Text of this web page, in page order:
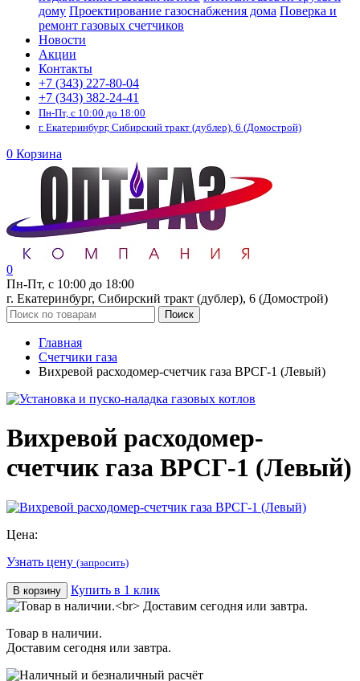
дому Проектирование газоснабжения дома Поверка и
ремонт газовых счетчиков
Новости
Акции
Контакты
+7 (343) 227-80-04
+7 (343) 382-24-41
Пн-Пт, с 10:00 до 18:00
г. Екатеринбург, Сибирский тракт (дублер), 6 (Домострой)
0 Корзина
0
Пн-Пт, с 10:00 до 18:00
г. Екатеринбург, Сибирский тракт (дублер), 6 (Домострой)
Поиск
Главная
Счетчики газа
Вихревой расходомер-счетчик газа ВРСГ-1 (Левый)
Вихревой расходомер-
счетчик газа ВРСГ-1 (Левый)
Цена:
Узнать цену (запросить)
В корзину Купить в 1 клик
Товар в наличии.
Доставим сегодня или завтра.